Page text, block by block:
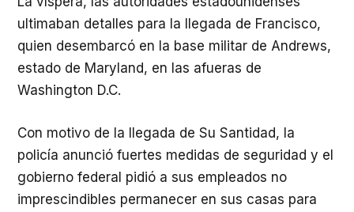
ultimaban detalles para la llegada de Francisco,
quien desembarcó en la base militar de Andrews,
estado de Maryland, en las afueras de
Washington D.C.
Con motivo de la llegada de Su Santidad, la
policía anunció fuertes medidas de seguridad y el
gobierno federal pidió a sus empleados no
imprescindibles permanecer en sus casas para